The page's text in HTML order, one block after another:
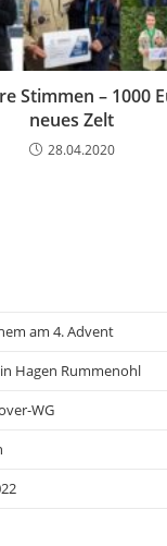
Stimmen – 1000
neues Zelt
28.04.2020
am 4. Advent
Hagen Rummenohl
WG